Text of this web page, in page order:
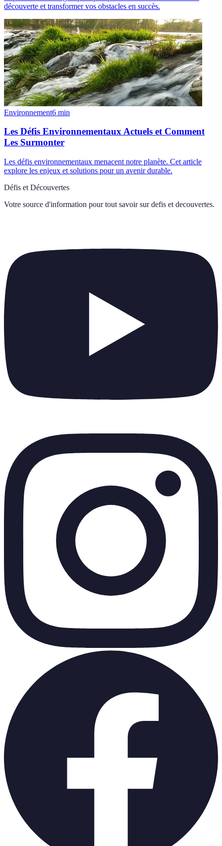
découverte et transformer vos obstacles en succès.
Environnement6 min
Les Défis Environnementaux Actuels et Comment
Les Surmonter
Les défis environnementaux menacent notre planète. Cet article
explore les enjeux et solutions pour un avenir durable.
Défis et Découvertes
Votre source d'information pour tout savoir sur defis et decouvertes.